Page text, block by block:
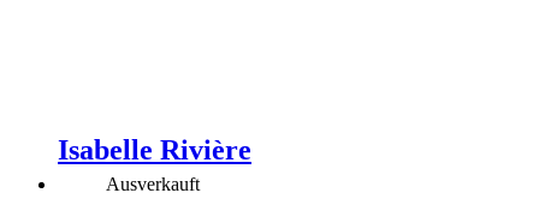
Isabelle Rivière
Ausverkauft